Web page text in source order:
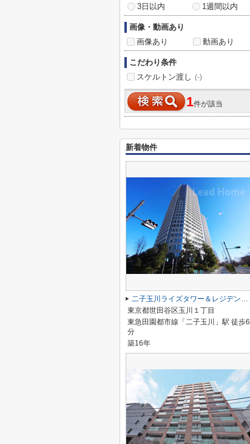
3日以内
1週間以内
画像・動画あり
画像あり
動画あり
こだわり条件
スケルトン渡し (-)
1件が該当
新着物件
二子玉川ライズタワー＆レジデンスタワーウエスト
東京都世田谷区玉川１丁目
東急田園都市線「二子玉川」駅 徒歩6
分
築16年